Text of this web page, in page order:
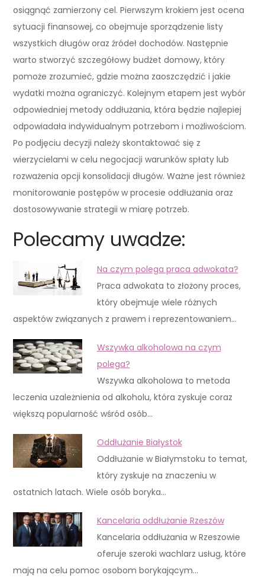
osiągnąć zamierzony cel. Pierwszym krokiem jest ocena
sytuacji finansowej, co obejmuje sporządzenie listy
wszystkich długów oraz źródeł dochodów. Następnie
warto stworzyć szczegółowy budżet domowy, który
pomoże zrozumieć, gdzie można zaoszczędzić i jakie
wydatki można ograniczyć. Kolejnym etapem jest wybór
odpowiedniej metody oddłużania, która będzie najlepiej
odpowiadała indywidualnym potrzebom i możliwościom.
Po podjęciu decyzji należy skontaktować się z
wierzycielami w celu negocjacji warunków spłaty lub
rozważenia opcji konsolidacji długów. Ważne jest również
monitorowanie postępów w procesie oddłużania oraz
dostosowywanie strategii w miarę potrzeb.
Polecamy uwadze:
Na czym polega praca adwokata?
Praca adwokata to złożony proces,
który obejmuje wiele różnych
aspektów związanych z prawem i reprezentowaniem…
Wszywka alkoholowa na czym
polega?
Wszywka alkoholowa to metoda
leczenia uzależnienia od alkoholu, która zyskuje coraz
większą popularność wśród osób…
Oddłużanie Białystok
Oddłużanie w Białymstoku to temat,
który zyskuje na znaczeniu w
ostatnich latach. Wiele osób boryka…
Kancelaria oddłużanie Rzeszów
Kancelaria oddłużania w Rzeszowie
oferuje szeroki wachlarz usług, które
mają na celu pomoc osobom borykającym…